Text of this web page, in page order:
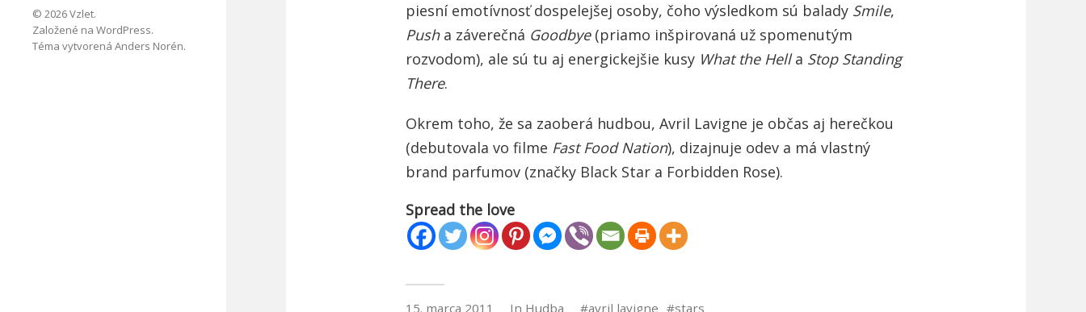
© 2026Vzlet.
Založené na WordPress.
Téma vytvorená Anders Norén.
piesní emotívnosť dospelejšej osoby, čoho výsledkom sú balady Smile,
Pusha záverečná Goodbye(priamo inšpirovaná už spomenutým
rozvodom), ale sú tu aj energickejšie kusy What the Hella Stop Standing
There.
Okrem toho, že sa zaoberá hudbou, Avril Lavigne je občas aj herečkou
(debutovala vo filme Fast Food Nation), dizajnuje odev a má vlastný
brand parfumov (značky Black Star a Forbidden Rose).
Spread the love
15. marca 2011 In Hudba avril lavigne stars